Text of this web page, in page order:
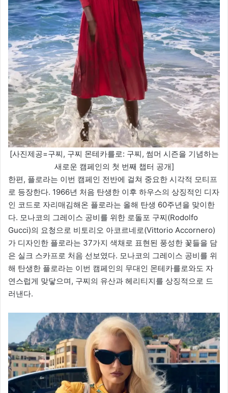
[사진제공=구찌, 구찌 몬테카를로: 구찌, 썸머 시즌을 기념하는
새로운 캠페인의 첫 번째 챕터 공개]
한편, 플로라는 이번 캠페인 전반에 걸쳐 중요한 시각적 모티프
로 등장한다. 1966년 처음 탄생한 이후 하우스의 상징적인 디자
인 코드로 자리매김해온 플로라는 올해 탄생 60주년을 맞이한
다. 모나코의 그레이스 공비를 위한 로돌포 구찌(Rodolfo
Gucci)의 요청으로 비토리오 아코르네로(Vittorio Accornero)
가 디자인한 플로라는 37가지 색채로 표현된 풍성한 꽃들을 담
은 실크 스카프로 처음 선보였다. 모나코의 그레이스 공비를 위
해 탄생한 플로라는 이번 캠페인의 무대인 몬테카를로와도 자
연스럽게 맞닿으며, 구찌의 유산과 헤리티지를 상징적으로 드
러낸다.